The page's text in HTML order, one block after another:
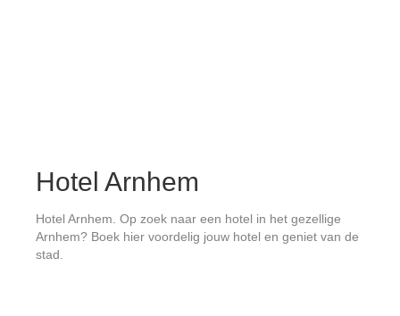
Hotel Arnhem
Hotel Arnhem. Op zoek naar een hotel in het gezellige
Arnhem? Boek hier voordelig jouw hotel en geniet van de
stad.